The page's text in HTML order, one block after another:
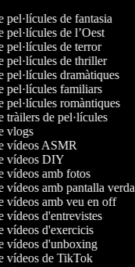
pel·lícules de fantasia
pel·lícules de l’Oest
pel·lícules de terror
pel·lícules de thriller
pel·lícules dramàtiques
pel·lícules familiars
pel·lícules romàntiques
tràilers de pel·lícules
vlogs
vídeos ASMR
vídeos DIY
vídeos amb fotos
vídeos amb pantalla verda
vídeos amb veu en off
vídeos d'entrevistes
vídeos d'exercicis
vídeos d'unboxing
vídeos de TikTok